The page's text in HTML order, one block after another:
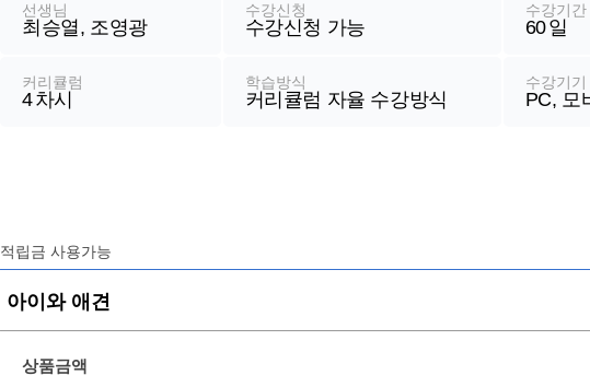
선생님
최승열, 조영광
수강신청
수강신청 가능
수강기간
60일
커리큘럼
4차시
학습방식
커리큘럼 자율 수강방식
수강기기
PC, 모
적립금 사용가능
아이와 애견
상품금액